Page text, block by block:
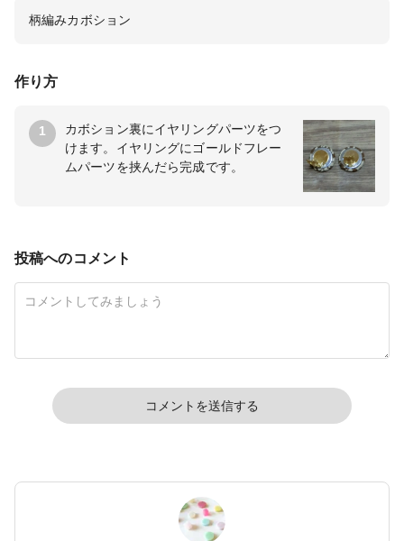
リー
作り方
1
カボション裏にイヤリングパーツをつ
けます。イヤリングにゴールドフレー
ムパーツを挟んだら完成です。
柄編みカボション
投稿へのコメント
コメントを送信する